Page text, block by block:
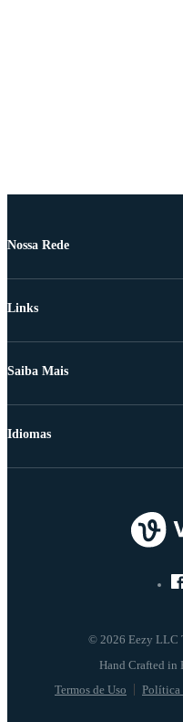
Nossa Rede
Links
Saiba Mais
© 2026 Eezy LLC
Termos de Uso Política
Idiomas